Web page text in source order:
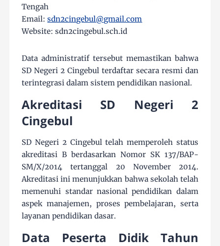
Tengah
Email:sdn2cingebul@gmail.com
Website: sdn2cingebul.sch.id
Data administratif tersebut memastikan bahwa
SD Negeri 2 Cingebul terdaftar secara resmi dan
terintegrasi dalam sistem pendidikan nasional.
Akreditasi SD Negeri 2
Cingebul
SD Negeri 2 Cingebul telah memperoleh status
akreditasi B berdasarkan Nomor SK 137/BAP-
SM/X/2014 tertanggal 20 November 2014.
Akreditasi ini menunjukkan bahwa sekolah telah
memenuhi standar nasional pendidikan dalam
aspek manajemen, proses pembelajaran, serta
layanan pendidikan dasar.
Data Peserta Didik Tahun